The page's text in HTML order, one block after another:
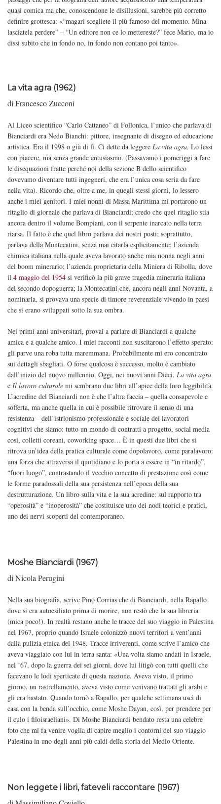
quasi comica ma che, conoscendone le disillusioni, sarebbe più corretto
definire grottesca: «“magari scegliete il più famoso del momento. Mina
lasciatela perdere” – “Un editore non ce lo mettereste?” fece Mario, ma io
dissi subito che in fondo no, in fondo non contano poi tanto».
La vita agra (1962)
di Francesco Zucconi
Al Liceo scientifico “Carlo Cattaneo” di Follonica, l’unico che parlava di
Bianciardi era Nedo Bianchi: pittore, insegnante di disegno ed educazione
artistica. Era il 1998 o giù di lì. Ci dette da leggere La vita agra. Lo lessi
con piacere, ma senza grande entusiasmo. (Passavamo i pomeriggi a fare
le disequazioni fratte perché noi della sezione B dello scientifico
dovevamo diventare tutti ingegneri, che era l’unica cosa seria da fare
nella vita). Ricordo che, oltre a me, in quegli stessi giorni, lo lessero
anche i miei genitori. I miei nonni di Massa Marittima mi portarono un
ritaglio di giornale che parlava di Bianciardi; credo che quel ritaglio stia
ancora dentro il volume Bompiani, con il serpente inarcato nella terra
riarsa. Il fatto è che quel libro parlava dei nostri posti; soprattutto,
parlava della Montecatini, senza mai citarla esplicitamente: l’azienda
chimica italiana nella quale aveva lavorato anche mia nonna negli anni
del boom minerario; l’azienda proprietaria della Miniera di Ribolla, dove
il 4 maggio del 1954 si verificò la più grave tragedia mineraria italiana
del secondo dopoguerra; la Montecatini che, ancora negli anni Novanta, a
nominarla, si provava una specie di timore reverenziale vivendo in paesi
che si erano sviluppati sotto la sua ombra.
Nei primi anni universitari, provai a parlare di Bianciardi a qualche
amica e a qualche amico. I miei racconti non suscitarono l’effetto sperato:
gli parve una roba tutta maremmana. Probabilmente mi ero concentrato
sui dettagli sbagliati. O forse qualcosa è successo, molto è cambiato
dall’inizio del nuovo millennio. Oggi, nei nuovi anni Dieci, La vita agra
e Il lavoro culturale mi sembrano due libri all’apice della loro leggibilità.
L’acredine del Bianciardi non è che l’altra faccia – quella consapevole e
sofferta, ma anche quella in cui è possibile ritrovare il senso di una
resistenza – dell’istrionismo professionale e sociale dei lavoratori
cognitivi che siamo: tutto un mondo di contratti a progetto, social media
cosi, colletti coreani, coworking space… È in questi due libri che si
ritrova un’idea della pratica culturale come dopolavoro, come paralavoro:
una forza che attraversa il quotidiano e lo porta a essere in “in ritardo”,
“fuori luogo”, contrastando il vecchio concetto di prestazione così come
le forme paradossali della sua persistenza nell’epoca della sua
destrutturazione. Un libro sulla vita e la sua acredine: sul rapporto tra
“operosità” e “inoperosità” che costituisce uno dei nodi teorici e pratici,
uno dei nervi scoperti del contemporaneo.
Moshe Bianciardi (1967)
di Nicola Perugini
Nella sua biografia, scrive Pino Corrias che di Bianciardi, nella Rapallo
dove si era autoesiliato prima di morire, non restò che la sua libreria
(mica poco!). In realtà restano anche le tracce del suo viaggio in Palestina
nel 1967, proprio quando Israele colonizzò nuovi territori a vent’anni
dalla pulizia etnica del 1948. Tracce irriverenti, come scrive l’amico che
aveva viaggiato con lui in terra santa: «Una volta siamo andati in Israele,
nel ‘67, dopo la guerra dei sei giorni, dove lui litigò con tutti quelli che
facevano le lodi sperticate di questa nazione. Aveva visto, il primo
giorno, un rastrellamento, aveva visto come venivano trattati gli arabi e
gli era bastato. Quando tornò a Rapallo, per qualche settimana uscì di
casa con la benda sull’occhio, come Moshe Dayan, così, per prendere per
il culo i filoisraeliani». Di Moshe Bianciardi bendato resta una celebre
foto che mi fa venire voglia di capire meglio i contorni del suo viaggio
Palestina in uno degli anni più caldi della storia del Medio Oriente.
Non leggete i libri, fateveli raccontare (1967)